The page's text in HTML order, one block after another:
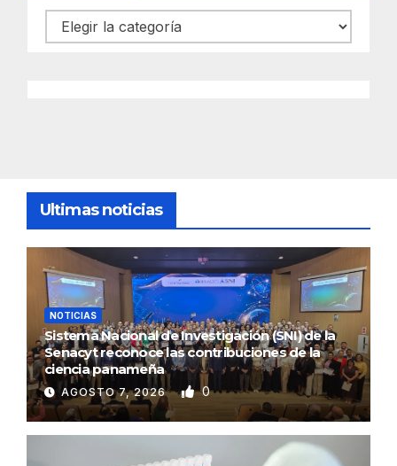
Categorías
Ultimas noticias
NOTICIAS
Sistema Nacional de Investigación (SNI) de la
Senacyt reconoce las contribuciones de la
ciencia panameña
AGOSTO 7, 2026 0